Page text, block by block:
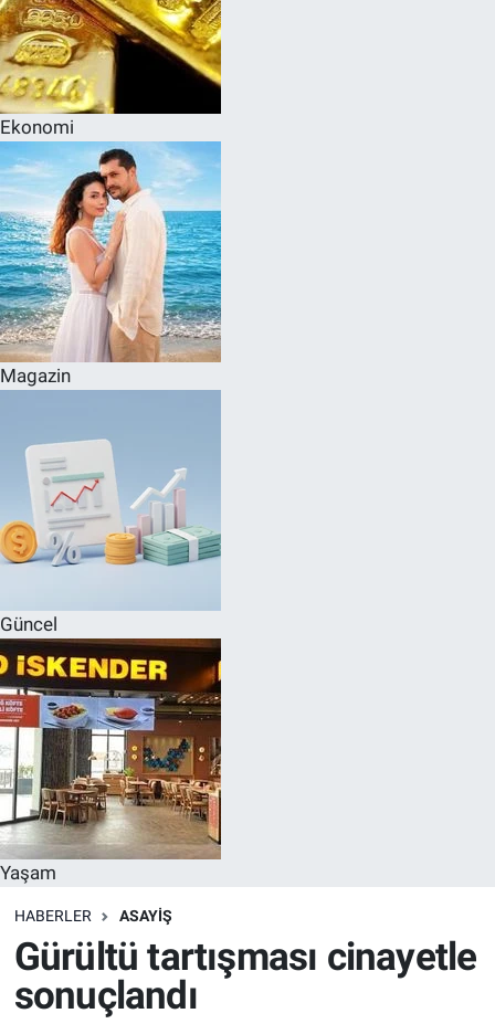
Ekonomi
Magazin
Güncel
Yaşam
HABERLER ASAYIŞ
Gürültü tartışması cinayetle
sonuçlandı